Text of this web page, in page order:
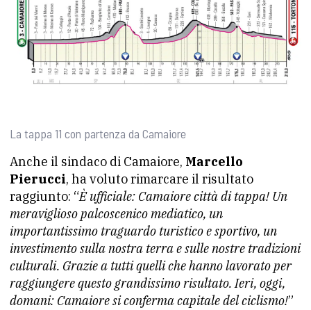
La tappa 11 con partenza da Camaiore
Anche il sindaco di Camaiore, Marcello
Pierucci, ha voluto rimarcare il risultato
raggiunto: “È ufficiale: Camaiore città di tappa! Un
meraviglioso palcoscenico mediatico, un
importantissimo traguardo turistico e sportivo, un
investimento sulla nostra terra e sulle nostre tradizioni
culturali. Grazie a tutti quelli che hanno lavorato per
raggiungere questo grandissimo risultato.Ieri, oggi,
domani: Camaiore si conferma capitale del ciclismo!”